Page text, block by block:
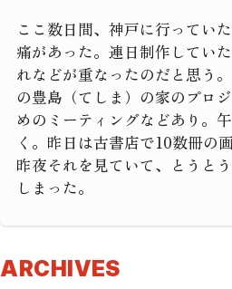
ここ数日間、神戸に行ってい
痛があった。連日制作してい
れなどが重なったのだと思う
の豊島（てしま）の家のプロ
めのミーティングなどあり。
く。昨日は古書店で10数冊の
昨夜それを見ていて、とうと
しまった。
ARCHIVES